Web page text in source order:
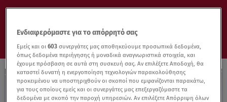
Ενδιαφερόμαστε για το απόρρητό σας
Εμείς και οι603 συνεργάτες μας αποθηκεύουμε προσωπικά δεδομένα,
όπως δεδομένα περιήγησης ή μοναδικά αναγνωριστικά στοιχεία, και
έχουμε πρόσβαση σε αυτά στη συσκευή σας. Αν επιλέξετε Αποδοχή, θα
καταστεί δυνατή η ενεργοποίηση τεχνολογιών παρακολούθησης
προκειμένου να υποστηριχθούν οι σκοποί που εμφανίζονται παρακάτω,
για τους οποίους εμείς και οι συνεργάτες μας επεξεργαζόμαστε τα
δεδομένα με σκοπό την παροχή υπηρεσιών. Αν επιλέξετε Απόρριψη όλων